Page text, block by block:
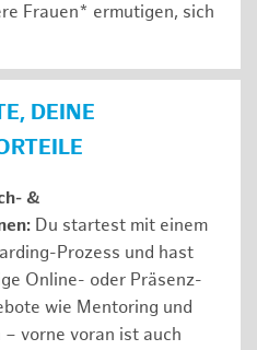
Frauen* ermutigen, sich
DEINE
&
Du startest mit einem
Prozess und hast
Online- oder Präsenz-
wie Mentoring und
vorne voran ist auch